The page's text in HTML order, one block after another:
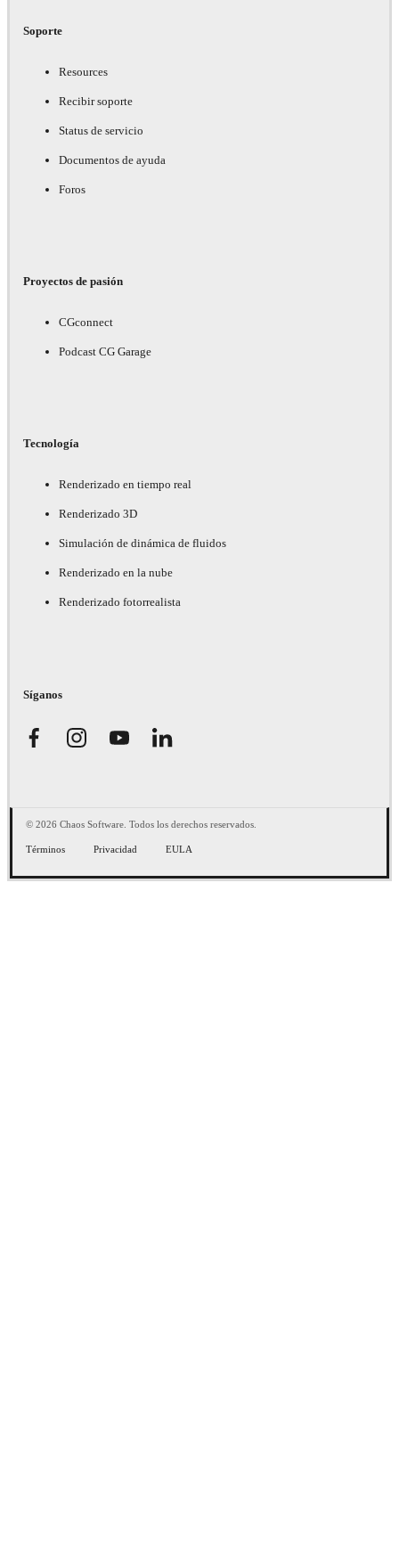
Soporte
Resources
Recibir soporte
Status de servicio
Documentos de ayuda
Foros
Proyectos de pasión
CGconnect
Podcast CG Garage
Tecnología
Renderizado en tiempo real
Renderizado 3D
Simulación de dinámica de fluidos
Renderizado en la nube
Renderizado fotorrealista
Síganos
© 2026 Chaos Software. Todos los derechos reservados.
Términos Privacidad EULA